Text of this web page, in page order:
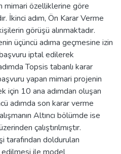
mimari özelliklerine göre
İkinci adım, Ön Karar Verme
görüşü alınmaktadır.
üçüncü adıma geçmesine izin
iptal edilerek
Topsis tabanlı karar
yapan mimari projenin
için 10 ana adımdan oluşan
adımda son karar verme
Altıncı bölümde ise
çalıştırılmıştır.
tarafından doldurulan